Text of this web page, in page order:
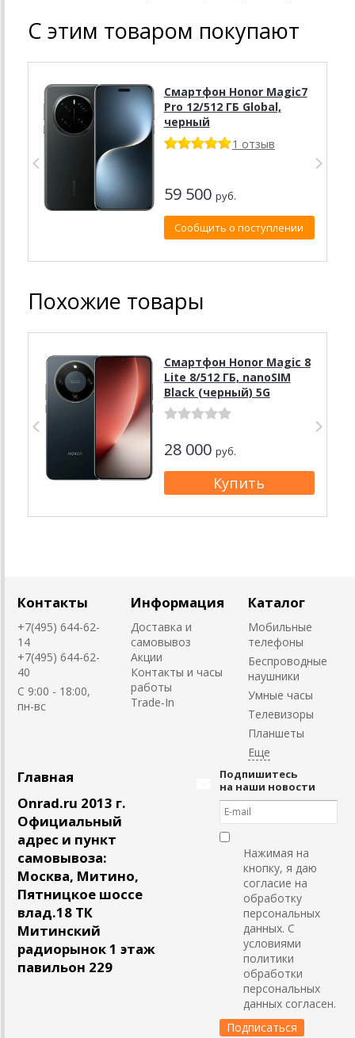
С этим товаром покупают
Смартфон Honor Magic7
Pro 12/512 ГБ Global,
черный
1 отзыв
59 500 руб.
Сообщить о поступлении
Похожие товары
Смартфон Honor Magic 8
Lite 8/512 ГБ, nanoSIM
Black (черный) 5G
28 000 руб.
Контакты
+7(495) 644-62-
14
+7(495) 644-62-
40
C 9:00 - 18:00,
пн-вс
Информация
Доставка и
самовывоз
Акции
Контакты и часы
работы
Trade-In
Каталог
Мобильные
телефоны
Беспроводные
наушники
Умные часы
Телевизоры
Планшеты
Главная
Onrad.ru 2013 г.
Официальный
адрес и пункт
самовывоза:
Москва, Митино,
Пятницкое шоссе
влад.18 ТК
Митинский
радиорынок 1 этаж
павильон 229
Подпишитесь
на наши новости
Нажимая на
кнопку, я даю
согласие на
обработку
персональных
данных. С
условиями
политики
обработки
персональных
данных согласен.